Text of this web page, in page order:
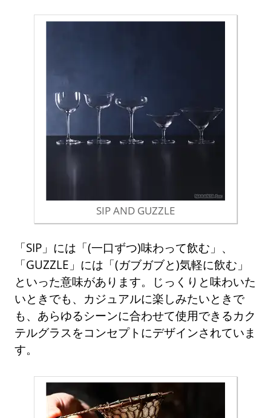
SIP AND GUZZLE
「SIP」には「(一口ずつ)味わって飲む」、
「GUZZLE」には「(ガブガブと)気軽に飲む」
といった意味があります。じっくりと味わいた
いときでも、カジュアルに楽しみたいときで
も、あらゆるシーンに合わせて使用できるカク
テルグラスをコンセプトにデザインされていま
す。